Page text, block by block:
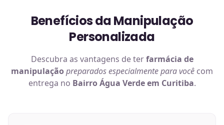
Benefícios da Manipulação
Personalizada
Descubra as vantagens de terfarmácia de
manipulaçãopreparados especialmente para você com
entrega no Bairro Água Verde em Curitiba.